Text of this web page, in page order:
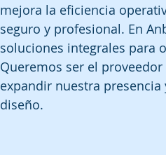
mejora la eficiencia
seguro y profesional. En
soluciones integrales para
Queremos ser el
expandir nuestra
diseño.